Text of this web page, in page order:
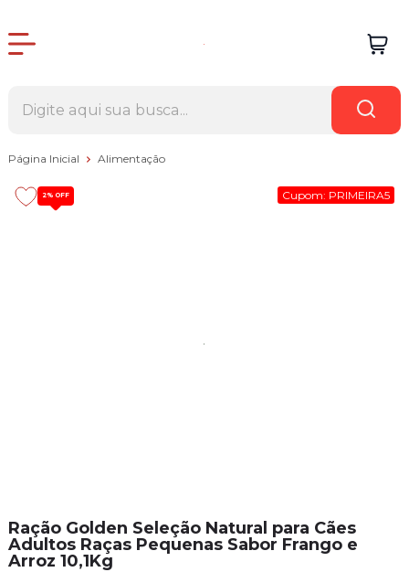
Página Inicial Alimentação
2% OFF Cupom: PRIMEIRA5
Ração Golden Seleção Natural para Cães
Adultos Raças Pequenas Sabor Frango e
Arroz 10,1Kg